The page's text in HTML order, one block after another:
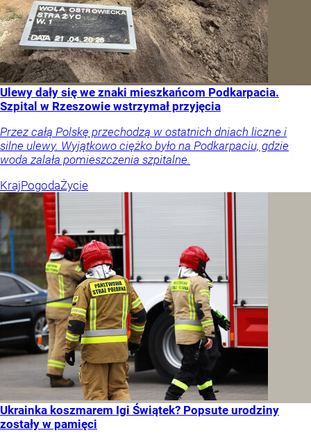
Ulewy dały się we znaki mieszkańcom Podkarpacia.
Szpital w Rzeszowie wstrzymał przyjęcia
Przez całą Polskę przechodzą w ostatnich dniach liczne i
silne ulewy. Wyjątkowo ciężko było na Podkarpaciu, gdzie
woda zalała pomieszczenia szpitalne.
KrajPogodaŻycie
Ukrainka koszmarem Igi Świątek? Popsute urodziny
zostały w pamięci